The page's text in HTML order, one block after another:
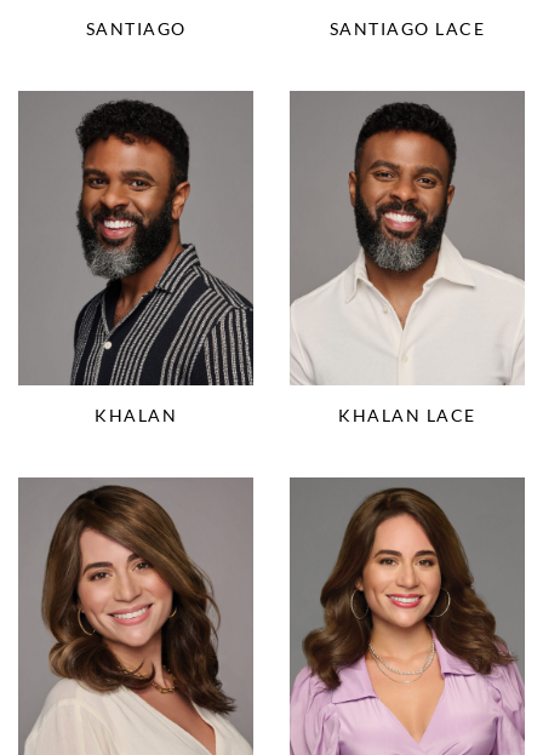
SANTIAGO SANTIAGO LACE
KHALAN KHALAN LACE